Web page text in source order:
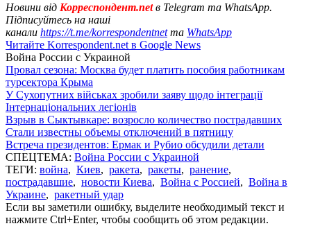
Новини від Корреспондент.netв Telegram та WhatsApp.
Підписуйтесь на наші
канали https://t.me/korrespondentnetта WhatsApp
Читайте Korrespondent.net в Google News
Война России с Украиной
Провал сезона: Москва будет платить пособия работникам
турсектора Крыма
У Сухопутних військах зробили заяву щодо інтеграції
Інтернаціональних легіонів
Взрыв в Сыктывкаре: возросло количество пострадавших
Стали известны объемы отключений в пятницу
Встреча президентов: Ермак и Рубио обсудили детали
СПЕЦТЕМА: Война России с Украиной
ТЕГИ: война, Киев, ракета, ракеты, ранение,
пострадавшие, новости Киева, Война с Россией, Война в
Украине, ракетный удар
Если вы заметили ошибку, выделите необходимый текст и
нажмите Ctrl+Enter, чтобы сообщить об этом редакции.